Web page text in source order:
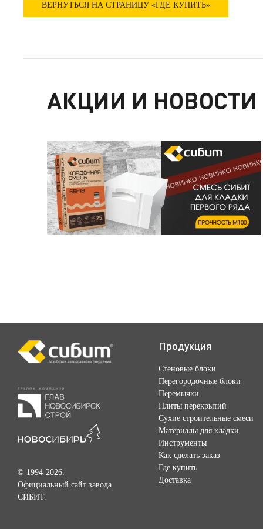
ВЕРНУТЬСЯ НА СТРАНИЦУ «ГДЕ КУПИТЬ»
АКЦИИ И НОВОСТИ
© 1994-2026.
Официальный сайт завода
СИБИТ.
Продукция
Стеновые блоки
Перегородочные блоки
Перемычки
Плиты перекрытий
Сухие строительные смеси
Материалы для кладки
Инструменты
Как сделать заказ
Где купить
Доставка